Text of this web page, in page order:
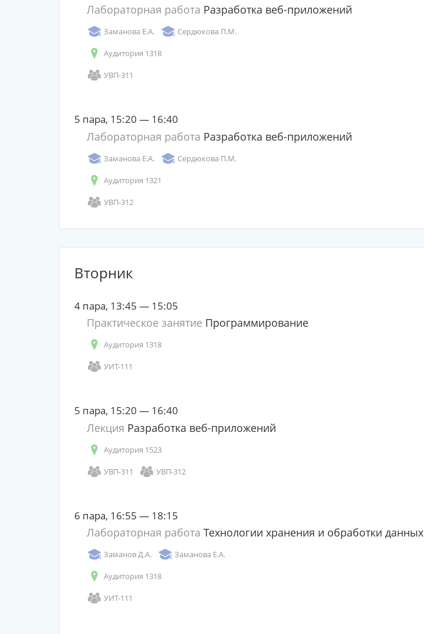
Лабораторная работа Разработка веб-приложений
Заманова Е.А. Сердюкова П.М.
Аудитория 1318
УВП-311
5 пара, 15:20 — 16:40
Лабораторная работа Разработка веб-приложений
Заманова Е.А. Сердюкова П.М.
Аудитория 1321
УВП-312
Вторник
4 пара, 13:45 — 15:05
Практическое занятие Программирование
Аудитория 1318
УИТ-111
5 пара, 15:20 — 16:40
Лекция Разработка веб-приложений
Аудитория 1523
УВП-311 УВП-312
6 пара, 16:55 — 18:15
Лабораторная работа Технологии хранения и обработки данных
Заманов Д.А. Заманова Е.А.
Аудитория 1318
УИТ-111